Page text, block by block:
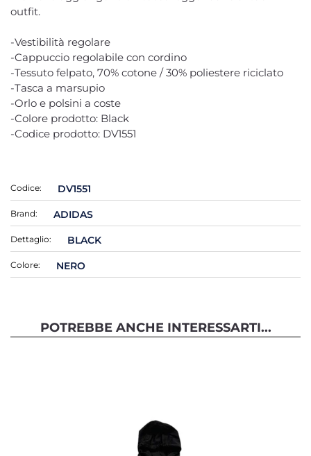
outfit.
-Vestibilità regolare
-Cappuccio regolabile con cordino
-Tessuto felpato, 70% cotone / 30% poliestere riciclato
-Tasca a marsupio
-Orlo e polsini a coste
-Colore prodotto: Black
-Codice prodotto: DV1551
Codice: DV1551
Brand: ADIDAS
Dettaglio: BLACK
Colore: NERO
POTREBBE ANCHE INTERESSARTI...